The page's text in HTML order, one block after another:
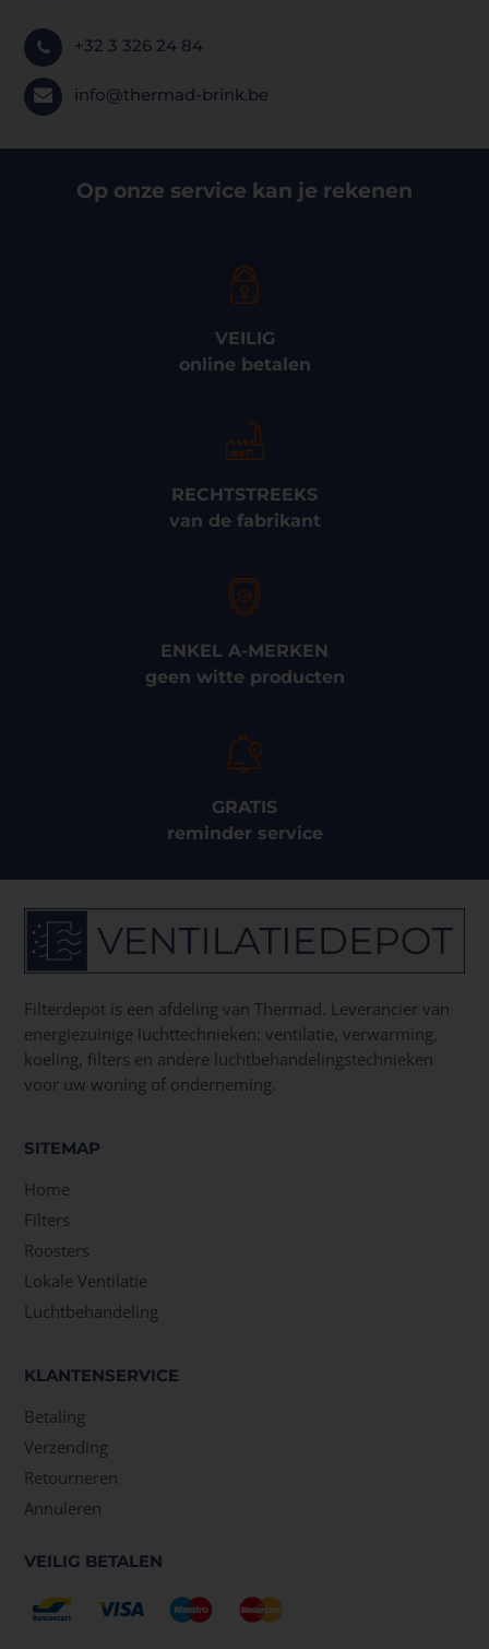
+32 3 326 24 84
info@thermad-brink.be
Op onze service kan je rekenen
VEILIG
online betalen
RECHTSTREEKS
van de fabrikant
ENKEL A-MERKEN
geen witte producten
GRATIS
reminder service
Filterdepot is een afdeling van Thermad. Leverancier van
energiezuinige luchttechnieken: ventilatie, verwarming,
koeling, filters en andere luchtbehandelingstechnieken
voor uw woning of onderneming.
SITEMAP
Home
Filters
Roosters
Lokale Ventilatie
Luchtbehandeling
KLANTENSERVICE
Betaling
Verzending
Retourneren
Annuleren
VEILIG BETALEN